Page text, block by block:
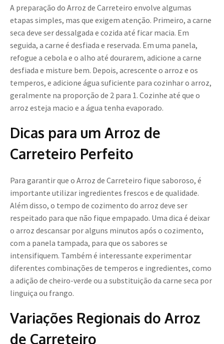
A preparação do Arroz de Carreteiro envolve algumas
etapas simples, mas que exigem atenção. Primeiro, a carne
seca deve ser dessalgada e cozida até ficar macia. Em
seguida, a carne é desfiada e reservada. Em uma panela,
refogue a cebola e o alho até dourarem, adicione a carne
desfiada e misture bem. Depois, acrescente o arroz e os
temperos, e adicione água suficiente para cozinhar o arroz,
geralmente na proporção de 2 para 1. Cozinhe até que o
arroz esteja macio e a água tenha evaporado.
Dicas para um Arroz de
Carreteiro Perfeito
Para garantir que o Arroz de Carreteiro fique saboroso, é
importante utilizar ingredientes frescos e de qualidade.
Além disso, o tempo de cozimento do arroz deve ser
respeitado para que não fique empapado. Uma dica é deixar
o arroz descansar por alguns minutos após o cozimento,
com a panela tampada, para que os sabores se
intensifiquem. Também é interessante experimentar
diferentes combinações de temperos e ingredientes, como
a adição de cheiro-verde ou a substituição da carne seca por
linguiça ou frango.
Variações Regionais do Arroz
de Carreteiro